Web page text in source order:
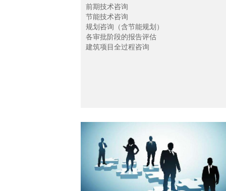
前期技术咨询
节能技术咨询
规划咨询（含节能规划）
各审批阶段的报告评估
建筑项目全过程咨询